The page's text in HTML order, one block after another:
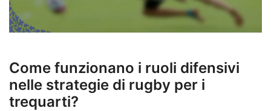
Come funzionano i ruoli difensivi
nelle strategie di rugby per i
trequarti?